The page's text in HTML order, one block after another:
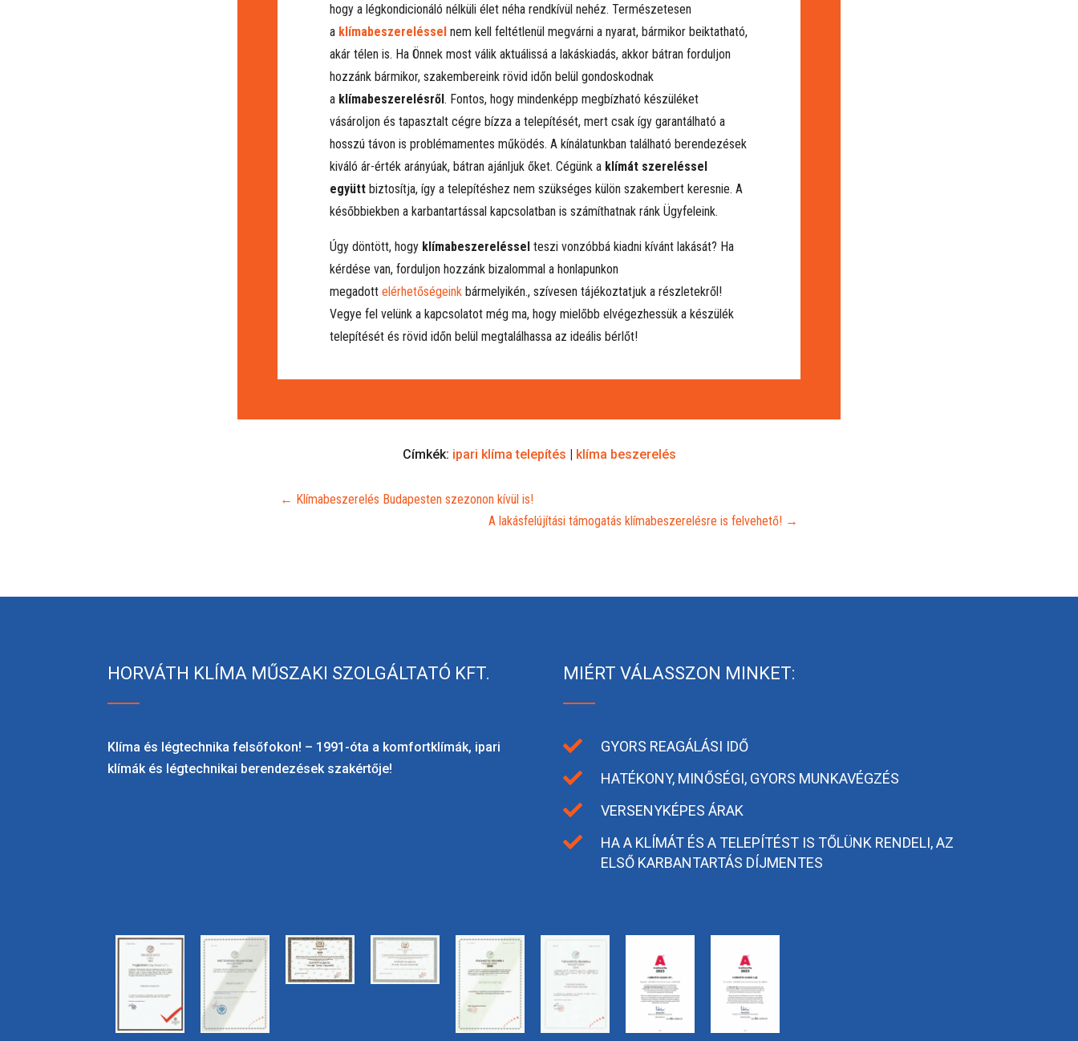
hogy a légkondicionáló nélküli élet néha rendkívül nehéz. Természetesen
a klímabeszereléssel nem kell feltétlenül megvárni a nyarat, bármikor beiktatható,
akár télen is. Ha Önnek most válik aktuálissá a lakáskiadás, akkor bátran forduljon
hozzánk bármikor, szakembereink rövid időn belül gondoskodnak
a klímabeszerelésről . Fontos, hogy mindenképp megbízható készüléket
vásároljon és tapasztalt cégre bízza a telepítését, mert csak így garantálható a
hosszú távon is problémamentes működés. A kínálatunkban található berendezések
kiváló ár-érték arányúak, bátran ajánljuk őket. Cégünk a klímát szereléssel
együttbiztosítja, így a telepítéshez nem szükséges külön szakembert keresnie. A
későbbiekben a karbantartással kapcsolatban is számíthatnak ránk Ügyfeleink.
Úgy döntött, hogy klímabeszereléssel teszi vonzóbbá kiadni kívánt lakását? Ha
kérdése van, forduljon hozzánk bizalommal a honlapunkon
megadott elérhetőségeinkbármelyikén., szívesen tájékoztatjuk a részletekről!
Vegye fel velünk a kapcsolatot még ma, hogy mielőbb elvégezhessük a készülék
telepítését és rövid időn belül megtalálhassa az ideális bérlőt!
Címkék: ipari klíma telepítés | klíma beszerelés
← Klímabeszerelés Budapesten szezonon kívül is!
A lakásfelújítási támogatás klímabeszerelésre is felvehető!→
HORVÁTH KLÍMA MŰSZAKI SZOLGÁLTATÓ KFT.
Klíma és légtechnika felsőfokon! – 1991-óta a komfortklímák, ipari
klímák és légtechnikai berendezések szakértője!
MIÉRT VÁLASSZON MINKET:
 GYORS REAGÁLÁSI IDŐ
 HATÉKONY, MINŐSÉGI, GYORS MUNKAVÉGZÉS
 VERSENYKÉPES ÁRAK

HA A KLÍMÁT ÉS A TELEPÍTÉST IS TŐLÜNK RENDELI, AZ
ELSŐ KARBANTARTÁS DÍJMENTES